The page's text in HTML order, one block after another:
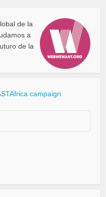
de la
a
de la
campaign